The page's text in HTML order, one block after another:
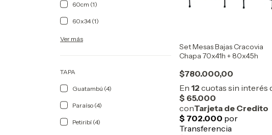
60cm (1)
60x34 (1)
Ver más
TAPA
Guatambú (4)
Paraíso (4)
Petiribí (4)
Set Mesas Bajas Cracovia
Chapa 70x41h + 80x45h
$780.000,00